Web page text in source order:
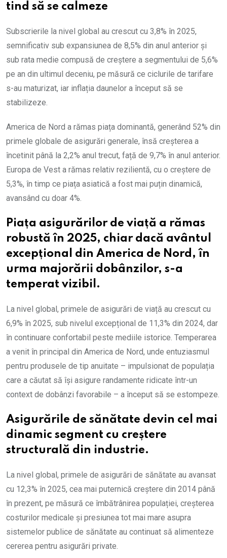
tind să se calmeze
Subscrierile la nivel global au crescut cu 3,8% în 2025,
semnificativ sub expansiunea de 8,5% din anul anterior și
sub rata medie compusă de creștere a segmentului de 5,6%
pe an din ultimul deceniu, pe măsură ce ciclurile de tarifare
s-au maturizat, iar inflația daunelor a început să se
stabilizeze.
America de Nord a rămas piața dominantă, generând 52% din
primele globale de asigurări generale, însă creșterea a
încetinit până la 2,2% anul trecut, față de 9,7% în anul anterior.
Europa de Vest a rămas relativ rezilientă, cu o creștere de
5,3%, în timp ce piața asiatică a fost mai puțin dinamică,
avansând cu doar 4%.
Piața asigurărilor de viață a rămas
robustă în 2025, chiar dacă avântul
excepțional din America de Nord, în
urma majorării dobânzilor, s-a
temperat vizibil.
La nivel global, primele de asigurări de viață au crescut cu
6,9% în 2025, sub nivelul excepțional de 11,3% din 2024, dar
în continuare confortabil peste mediile istorice. Temperarea
a venit în principal din America de Nord, unde entuziasmul
pentru produsele de tip anuitate – impulsionat de populația
care a căutat să își asigure randamente ridicate într-un
context de dobânzi favorabile – a început să se estompeze.
Asigurările de sănătate devin cel mai
dinamic segment cu creștere
structurală din industrie.
La nivel global, primele de asigurări de sănătate au avansat
cu 12,3% în 2025, cea mai puternică creștere din 2014 până
în prezent, pe măsură ce îmbătrânirea populației, creșterea
costurilor medicale și presiunea tot mai mare asupra
sistemelor publice de sănătate au continuat să alimenteze
cererea pentru asigurări private.